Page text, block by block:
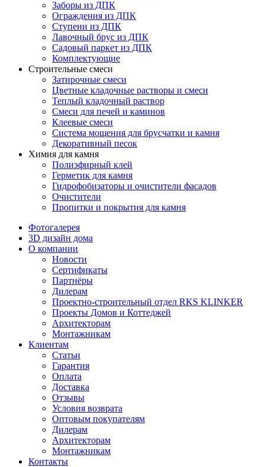
Заборы из ДПК
Ограждения из ДПК
Ступени из ДПК
Лавочный брус из ДПК
Садовый паркет из ДПК
Комплектующие
Строительные смеси
Затирочные смеси
Цветные кладочные растворы и смеси
Теплый кладочный раствор
Смеси для печей и каминов
Клеевые смеси
Система мощения для брусчатки и камня
Декоративный песок
Химия для камня
Полиэфирный клей
Герметик для камня
Гидрофобизаторы и очистители фасадов
Очистители
Пропитки и покрытия для камня
Фотогалерея
3D дизайн дома
О компании
Новости
Сертификаты
Партнёры
Дилерам
Проектно-строительный отдел RKS KLINKER
Проекты Домов и Коттеджей
Архитекторам
Монтажникам
Клиентам
Статьи
Гарантия
Оплата
Доставка
Отзывы
Условия возврата
Оптовым покупателям
Дилерам
Архитекторам
Монтажникам
Контакты